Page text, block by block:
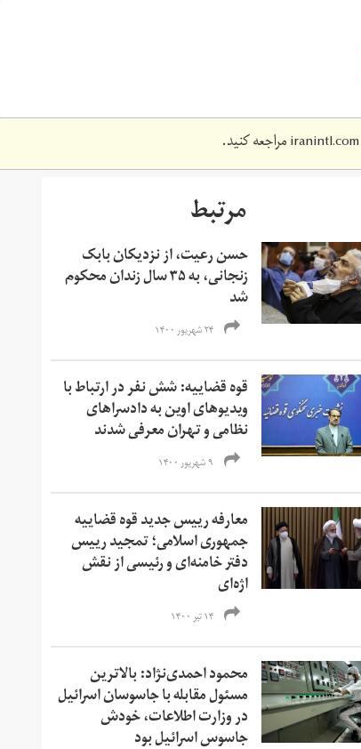
iranintl.comمراجعه کنید.
مرتبط
حسن رعیت، از نزدیکان بابک
زنجانی، به ۳۵ سال زندان محکوم
شد
۲۴ شهریور ۱۴۰۰
قوه قضاییه: شش نفر در ارتباط با
ویدیوهای اوین به دادسرا‌های
نظامی و تهران معرفی شدند
۹ شهریور ۱۴۰۰
معارفه رییس جدید قوه قضاییه
جمهوری اسلامی؛ تمجید رییس
دفتر خامنه‌ای و رئیسی از نقش
اژه‌ای
۱۴ تیر ۱۴۰۰
محمود احمدی‌نژاد: بالاترین
مسئول مقابله با جاسوسان اسرائیل
در وزارت اطلاعات، خودش
جاسوس اسرائیل بود